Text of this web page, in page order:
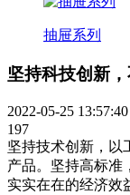
抽屉系列
坚持科技创新
2022-05-25 13:57:40
197
坚持技术创新，以
产品。坚持高标准
实实在在的经济效